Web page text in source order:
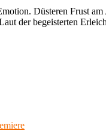
Düsteren Frust
der begeisterten